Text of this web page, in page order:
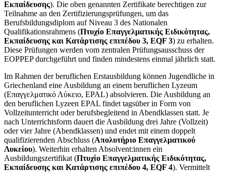
Εκπαίδευσης). Die oben genannten Zertifikate berechtigen zur
Teilnahme an den Zertifizierungsprüfungen, um das
Berufsbildungsdiplom auf Niveau 3 des Nationalen
Qualifikationsrahmens (Πτυχίο Επαγγελματικής Ειδικότητας,
Εκπαίδευσης και Κατάρτισης επιπέδου 3, EQF 3) zu erhalten.
Diese Prüfungen werden vom zentralen Prüfungsausschuss der
EOPPEP durchgeführt und finden mindestens einmal jährlich statt.
Im Rahmen der beruflichen Erstausbildung können Jugendliche in
Griechenland eine Ausbildung an einem beruflichen Lyzeum
(Επαγγελματικό Λύκειο, EPAL) absolvieren. Die Ausbildung an
den beruflichen Lyzeen EPAL findet tagsüber in Form von
Vollzeitunterricht oder berufsbegleitend in Abendklassen statt. Je
nach Unterrichtsform dauert die Ausbildung drei Jahre (Vollzeit)
oder vier Jahre (Abendklassen) und endet mit einem doppelt
qualifizierenden Abschluss (Απολυτήριο Επαγγελματικού
Λυκείου). Weiterhin erhalten Absolvent:innen ein
Ausbildungszertifikat (Πτυχίο Επαγγελματικής Ειδικότητας,
Εκπαίδευσης και Κατάρτισης επιπέδου 4, EQF 4). Vermittelt